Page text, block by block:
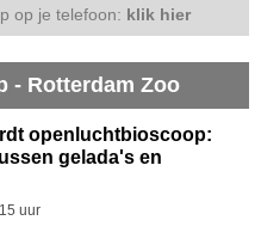
op je telefoon: klik hier
- Rotterdam Zoo
openluchtbioscoop:
gelada's en
uur